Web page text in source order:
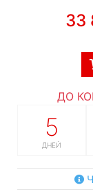
33
ДО
5
ДНЕЙ